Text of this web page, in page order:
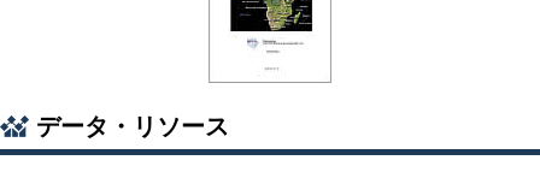
データ・リソース